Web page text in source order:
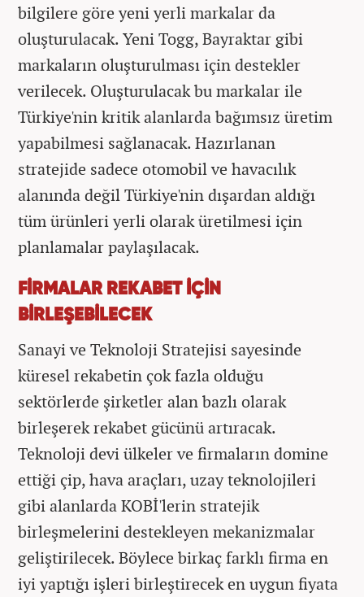
bilgilere göre yeni yerli markalar da
oluşturulacak. Yeni Togg, Bayraktar gibi
markaların oluşturulması için destekler
verilecek. Oluşturulacak bu markalar ile
Türkiye'nin kritik alanlarda bağımsız üretim
yapabilmesi sağlanacak. Hazırlanan
stratejide sadece otomobil ve havacılık
alanında değil Türkiye'nin dışardan aldığı
tüm ürünleri yerli olarak üretilmesi için
planlamalar paylaşılacak.
FİRMALAR REKABET İÇİN
BİRLEŞEBİLECEK
Sanayi ve Teknoloji Stratejisi sayesinde
küresel rekabetin çok fazla olduğu
sektörlerde şirketler alan bazlı olarak
birleşerek rekabet gücünü artıracak.
Teknoloji devi ülkeler ve firmaların domine
ettiği çip, hava araçları, uzay teknolojileri
gibi alanlarda KOBİ'lerin stratejik
birleşmelerini destekleyen mekanizmalar
geliştirilecek. Böylece birkaç farklı firma en
iyi yaptığı işleri birleştirecek en uygun fiyata